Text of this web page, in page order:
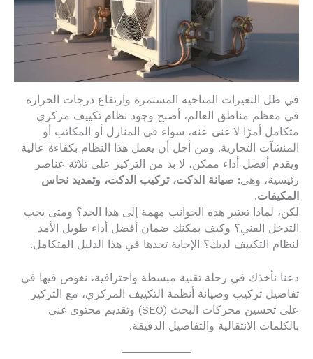
في ظل التغيرات المناخية المستمرة وارتفاع درجات الحرارة
في معظم مناطق العالم، أصبح وجود نظام تكييف مركزي
متكامل أمرًا لا غنى عنه، سواء في المنازل أو المكاتب أو
المنشآت التجارية. ومن أجل أن يعمل هذا النظام بكفاءة عالية
ويقدم أفضل أداء ممكن، لا بد من التركيز على ثلاثة عناصر
رئيسية، وهي: صيانة الدكت، تركيب الدكت، وتمديد نحاس
المكيفات.
لكن، لماذا تعتبر هذه الجوانب مهمة إلى هذا الحد؟ ومتى يجب
التدخل الفني؟ وكيف يمكنك ضمان أفضل أداء طويل الأمد
لنظام التكييف لديك؟ الإجابة تجدها في هذا الدليل المتكامل.
دعنا نأخذك في رحلة تقنية مبسطة واحترافية، نغوص فيها في
تفاصيل تركيب وصيانة أنظمة التكييف المركزي، مع التركيز
على تحسين محركات البحث (SEO) وتقديم محتوى غني
بالكلمات الانتقالية والتفاصيل الدقيقة.